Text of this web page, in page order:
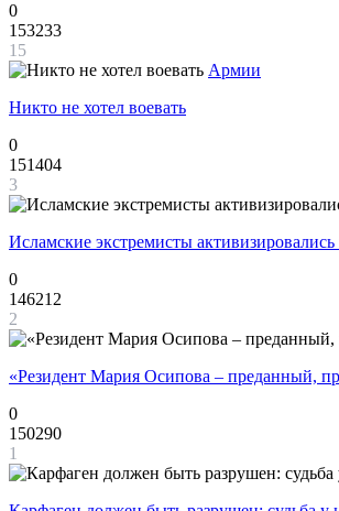
0
153233
15
Армии
Никто не хотел воевать
0
151404
3
Исламские экстремисты
0
146212
2
«Резидент Мария Осипова – преданный,
0
150290
1